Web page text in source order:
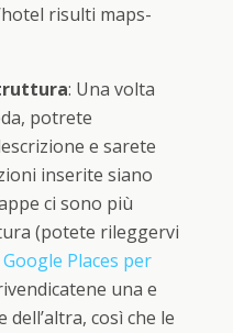
risulti maps-
: Una volta
potrete
e sarete
inserite siano
ci sono più
(potete rileggervi
Places per
una e
così che le